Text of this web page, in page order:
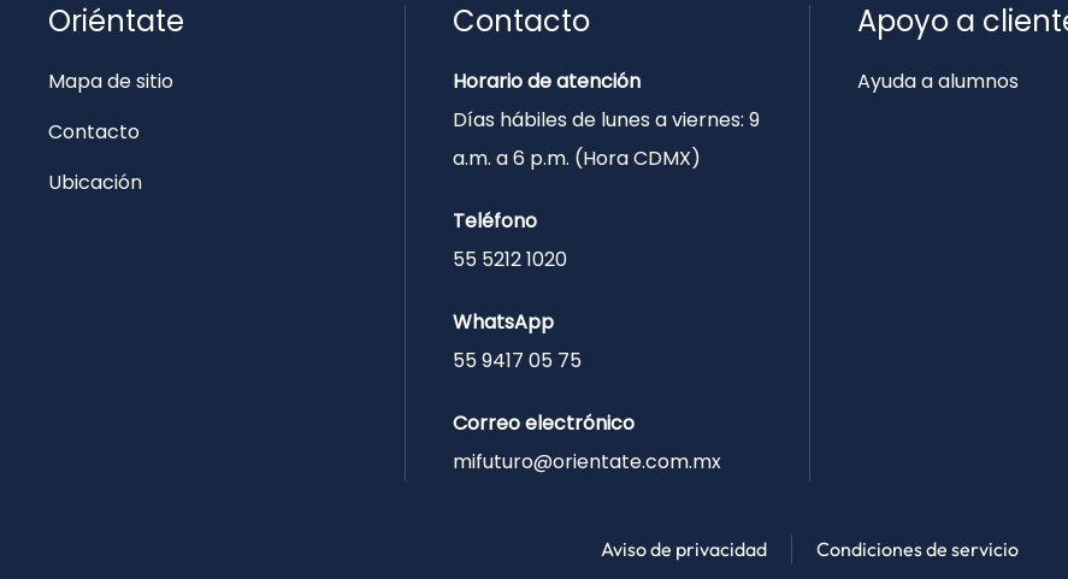
Oriéntate
Mapa de sitio
Contacto
Ubicación
Contacto
Horario de atención
Días hábiles de lunes a viernes: 9
a.m. a 6 p.m. (Hora CDMX)
Teléfono
55 5212 1020
WhatsApp
55 9417 05 75
Correo electrónico
mifuturo@orientate.com.mx
Apoyo a
Ayuda a alumnos
Aviso de privacidad Condiciones de servicio